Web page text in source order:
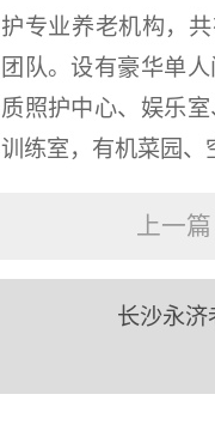
护专业养老机构，
团队。设有豪华单
质照护中心、娱乐
训练室，有机菜园
上一篇
长沙永济